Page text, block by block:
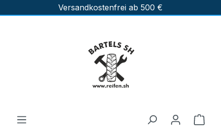
Zum Hauptinhalt springenVersandkostenfrei ab 500 €